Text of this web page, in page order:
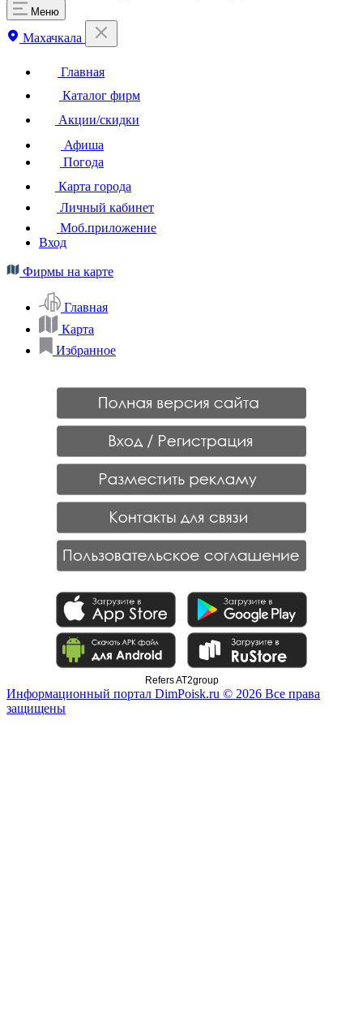
Меню
Махачкала
Главная
Каталог фирм
Акции/скидки
Афиша
Погода
Карта города
Личный кабинет
Моб.приложение
Вход
Фирмы на карте
Главная
Карта
Избранное
Refers AT2group
Информационный портал DimPoisk.ru © 2026 Все права
защищены